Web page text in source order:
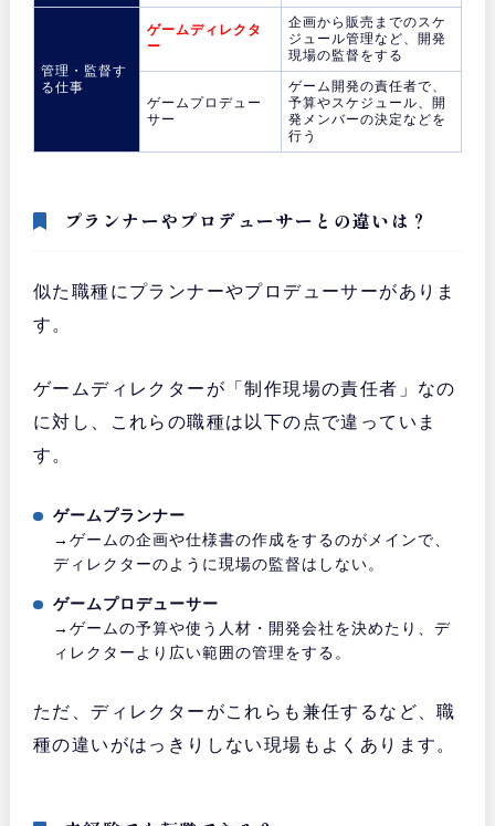
管理・監督す
る仕事
ゲームディレクタ
ー
企画から販売までのスケ
ジュール管理など、開発
現場の監督をする
ゲームプロデュー
サー
ゲーム開発の責任者で、
予算やスケジュール、開
発メンバーの決定などを
行う
プランナーやプロデューサーとの違いは？
似た職種にプランナーやプロデューサーがありま
す。
ゲームディレクターが「制作現場の責任者」なの
に対し、これらの職種は以下の点で違っていま
す。
ゲームプランナー
→ゲームの企画や仕様書の作成をするのがメインで、
ディレクターのように現場の監督はしない。
ゲームプロデューサー
→ゲームの予算や使う人材・開発会社を決めたり、デ
ィレクターより広い範囲の管理をする。
ただ、ディレクターがこれらも兼任するなど、職
種の違いがはっきりしない現場もよくあります。